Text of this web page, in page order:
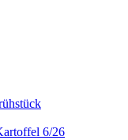
6/26